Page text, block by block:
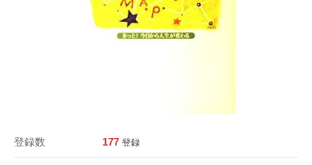
登録数 177 登録